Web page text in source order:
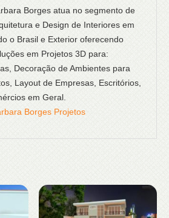
Borges atua no segmento de
e Design de Interiores em
o Brasil e Exterior oferecendo
em Projetos 3D para:
Decoração de Ambientes para
Layout de Empresas, Escritórios,
em Geral.
Borges Projetos